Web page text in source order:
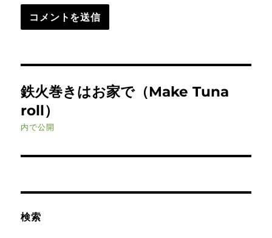
稿
ナ
ビ
鉄火巻きはお家で（Make Tuna
roll）
内で公開
検索